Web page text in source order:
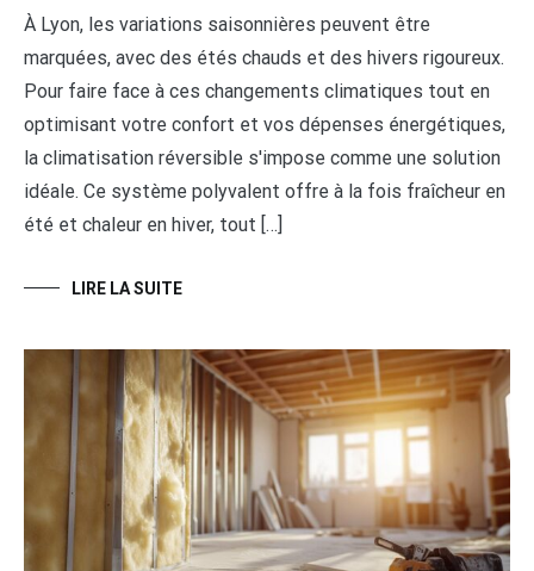
À Lyon, les variations saisonnières peuvent être
marquées, avec des étés chauds et des hivers rigoureux.
Pour faire face à ces changements climatiques tout en
optimisant votre confort et vos dépenses énergétiques,
la climatisation réversible s'impose comme une solution
idéale. Ce système polyvalent offre à la fois fraîcheur en
été et chaleur en hiver, tout […]
LIRE LA SUITE